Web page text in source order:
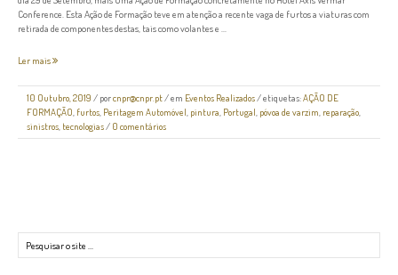
Conference. Esta Ação de Formação teve em atenção a recente vaga de furtos a viaturas com
retirada de componentes destas, tais como volantes e ...
Ler mais
10 Outubro, 2019 / porcnpr@cnpr.pt/ em Eventos Realizados/ etiquetas:AÇÃO DE
FORMAÇÃO, furtos, Peritagem Automóvel, pintura, Portugal, póvoa de varzim, reparação,
sinistros, tecnologias/ 0 comentários